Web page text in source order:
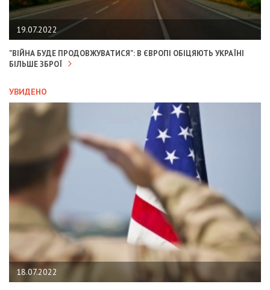
19.07.2022
"ВІЙНА БУДЕ ПРОДОВЖУВАТИСЯ": В ЄВРОПІ ОБІЦЯЮТЬ УКРАЇНІ
БІЛЬШЕ ЗБРОЇ
УВИДЕНО
18.07.2022